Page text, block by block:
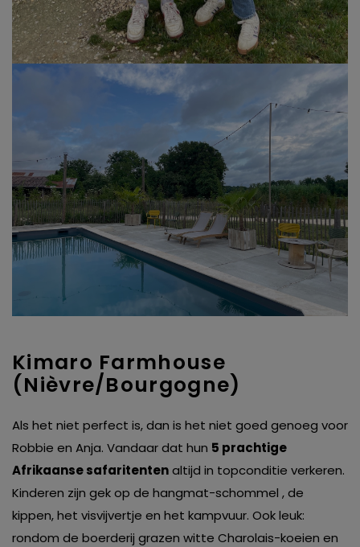
Kimaro Farmhouse
(Nièvre/Bourgogne)
Als het niet perfect is, dan is het niet goed genoeg voor
Robbie en Anja. Vandaar dat hun 5 prachtige
Afrikaanse safaritentenaltijd in topconditie verkeren.
Kinderen zijn gek op de hangmat-schommel , de
kippen, het visvijvertje en het kampvuur. Ook leuk:
rondom de boerderij grazen witte Charolais-koeien en